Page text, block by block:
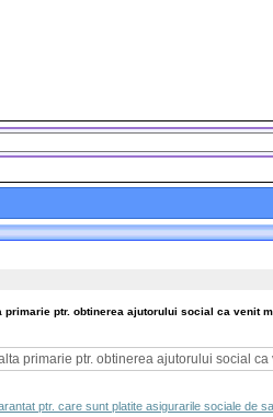
ptr. obtinerea ajutorului social ca venit
primarie ptr. obtinerea ajutorului social
ptr. care sunt platite asigurarile sociale de